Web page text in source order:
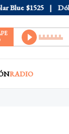
$1525 Dólar
RADIO